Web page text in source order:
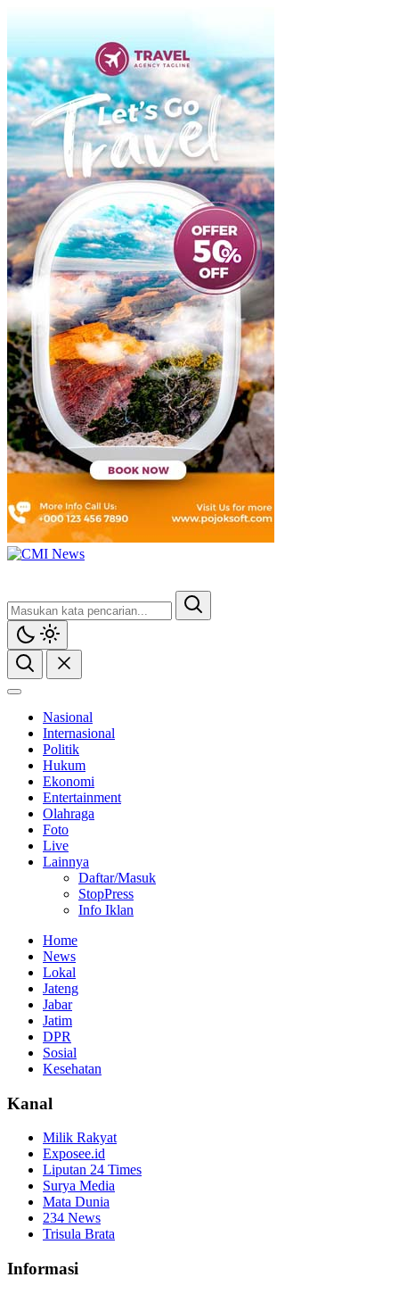
CMI News
Berani, Integritas dan Loyalitas
Nasional
Internasional
Politik
Hukum
Ekonomi
Entertainment
Olahraga
Foto
Live
Lainnya
Daftar/Masuk
StopPress
Info Iklan
Home
News
Lokal
Jateng
Jabar
Jatim
DPR
Sosial
Kesehatan
Kanal
Milik Rakyat
Exposee.id
Liputan 24 Times
Surya Media
Mata Dunia
234 News
Trisula Brata
Informasi